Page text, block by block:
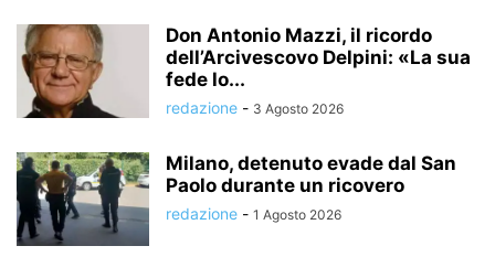
Don Antonio Mazzi, il ricordo
dell’Arcivescovo Delpini: «La sua
fede lo...
redazione - 3 Agosto 2026
Milano, detenuto evade dal San
Paolo durante un ricovero
redazione - 1 Agosto 2026